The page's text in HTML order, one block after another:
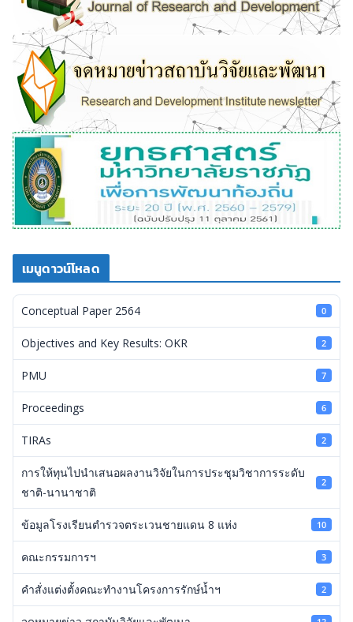
เมนูดาวน์โหลด
Conceptual Paper 2564 0
Objectives and Key Results: OKR 2
PMU 7
Proceedings 6
TIRAs 2
การให้ทุนไปนำเสนอผลงานวิจัยในการประชุมวิชาการระดับ
ชาติ-นานาชาติ
2
ข้อมูลโรงเรียนตำรวจตระเวนชายแดน 8 แห่ง 10
คณะกรรมการฯ 3
คำสั่งแต่งตั้งคณะทำงานโครงการรักษ์น้ำฯ 2